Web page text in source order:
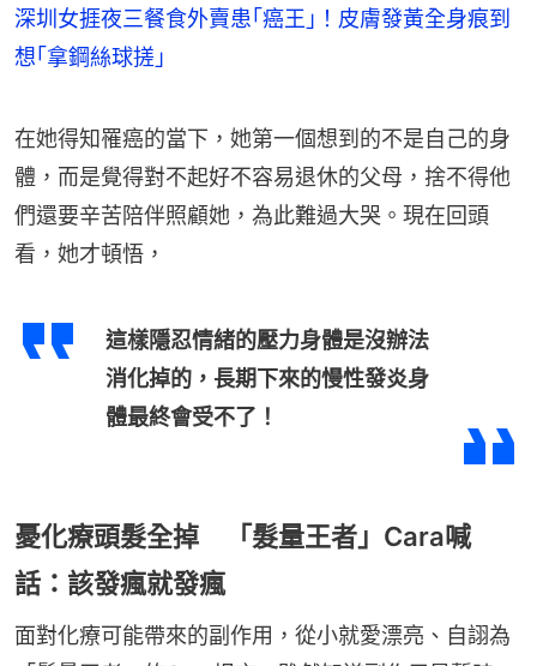
深圳女捱夜三餐食外賣患｢癌王｣！皮膚發黃全身痕到
想｢拿鋼絲球搓｣
在她得知罹癌的當下，她第一個想到的不是自己的身
體，而是覺得對不起好不容易退休的父母，捨不得他
們還要辛苦陪伴照顧她，為此難過大哭。現在回頭
看，她才頓悟，
這樣隱忍情緒的壓力身體是沒辦法
消化掉的，長期下來的慢性發炎身
體最終會受不了！
憂化療頭髮全掉 「髮量王者」Cara喊
話：該發瘋就發瘋
面對化療可能帶來的副作用，從小就愛漂亮、自詡為